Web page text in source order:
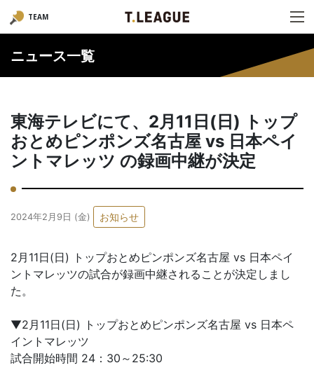
TEAM
ニュース一覧
東海テレビにて、2月11日(日) トップ
おとめピンポンズ名古屋 vs 日本ペイ
ントマレッツ の録画中継が決定
2024年2月9日 (金) お知らせ
2月11日(日) トップおとめピンポンズ名古屋 vs 日本ペイ
ントマレッツの試合が録画中継されることが決定しまし
た。
▼2月11日(日) トップおとめピンポンズ名古屋 vs 日本ペ
イントマレッツ
試合開始時間 24：30～25:30